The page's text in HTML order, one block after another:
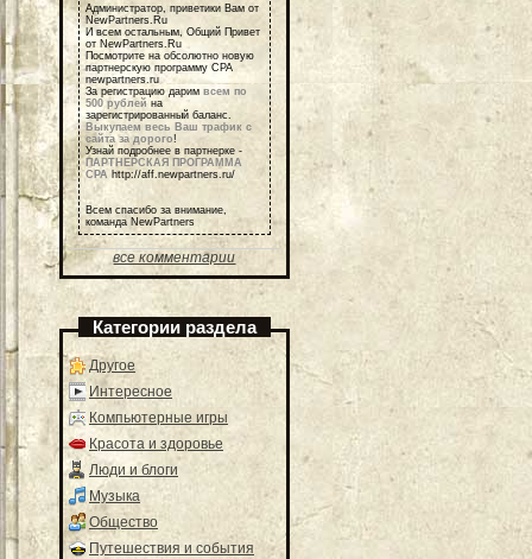
Администратор, приветики Вам от
NewPartners.Ru
И всем остальным, Общий Привет
от NewPartners.Ru
Посмотрите на обсолютно новую
партнерскую программу СРА
newpartners.ru
За регистрацию дарим всем по
500 рублей на
зарегистрированный баланс.
Выкупаем весь Ваш трафик с
сайта за дорого!
Узнай подробнее в партнерке -
ПАРТНЕРСКАЯ ПРОГРАММА
СРА http://aff.newpartners.ru/
Всем спасибо за внимание,
команда NewPartners
все комментарии
Категории раздела
Другое
Интересное
Компьютерные игры
Красота и здоровье
Люди и блоги
Музыка
Общество
Путешествия и события